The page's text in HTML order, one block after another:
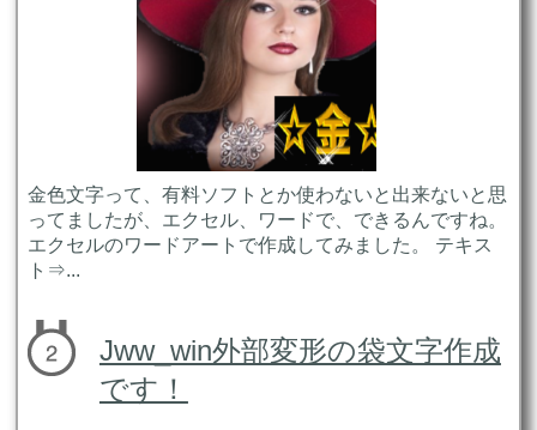
金色文字って、有料ソフトとか使わないと出来ないと思
ってましたが、エクセル、ワードで、できるんですね。
エクセルのワードアートで作成してみました。 テキス
ト⇒...
Jww_win外部変形の袋文字作成
です！